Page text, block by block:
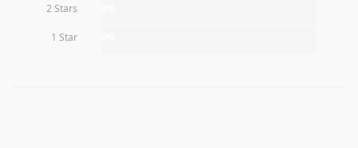
2 Stars
1 Star